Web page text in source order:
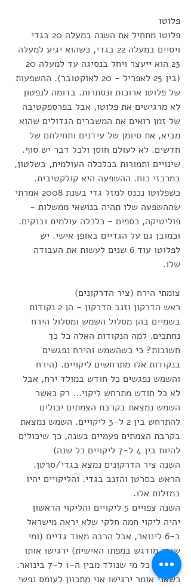
פלוטו
פלוטו מתחיל את השנה במעלה 20 בגדי
ויסיים במעלה 22 בגדי, כשהוא יגיע למעלה
(בין 25 לאפריל - 20 לאוקטובר). ההשפעות
של פלוטו ארוכות ונסתרות. בדומה לנפטון
לא מרגישים את פלוטו, אבל בפרספקטיבה
של זמן רואים את המשברים הגדולים שהוא
מביא, את סיומן של עידנים ותחילתם של
חדשים. לא לעולם חוסן ולכל דבר יש סוף.
שינויים ותמורות בכלכלה העולמית, בשלטון,
במרכזי כוח. ההשפעה היא קולקטיבית.
כשפלוטו נכנס למזל גדי בשנת 2008 אמרתי
שההשפעה שלו תהיה בנושאי ממשלות -
פוליטיקה, כספים - כלכלה עולמית ובנקים.
וכמובן גם על הגדיים באופן אישי. יש
לפלוטו עוד 6 שנים לעשות את העבודה
שלו.
צומתי הירח (ציר הדרקונים)
ראש הדרקון וזנב הדרקון - הן 2 נקודות
בשמיים בהן מסלול השמש ומסלול הירח
נחתכים. למה הנקודות האלה כל כך
חשובות? כי כשהשמש והירח נפגשים
בנקודות אלו מתרחשים ליקויים. (הירח
והשמש נפגשים כל חודש במולד ירח, אבל
לא כל חודש מתרחש ליקוי... רק כאשר
השמש נמצאת בקרבת הצמתים יכולים
להתרחש בין 2 ל-3 ליקויים. השמש נמצאת
בקרבת הצמתים פעמיים בשנה, כך שיכולים
להיות בין 4 ל-7 ליקויים כל שנה)
השנה ציר הדרקונים נמצא בגדי/סרטן.
הראש בסרטן והזנב בגדי. והליקויים יהיו
במזלות אלו.
השנה צפויים 5 ליקויים והליקוי הראשון
יהיה ליקוי חמה חלקי שלא יראה מישראל
ב-6 לינואר, אבל הרבה מאוד גדיים (ומי
שגדי מודגש במפתו האישית) ירגישו אותו
במיוחד כל מי שנולד מבין ה-1 ל-7 בינואר.
כשאני אומר ירגישו אני מתכוון לעומס נפשי